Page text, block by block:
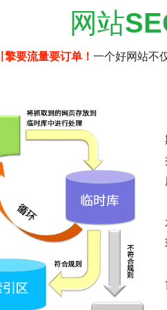
网站
擎要流量要订单！ 一个好网站不